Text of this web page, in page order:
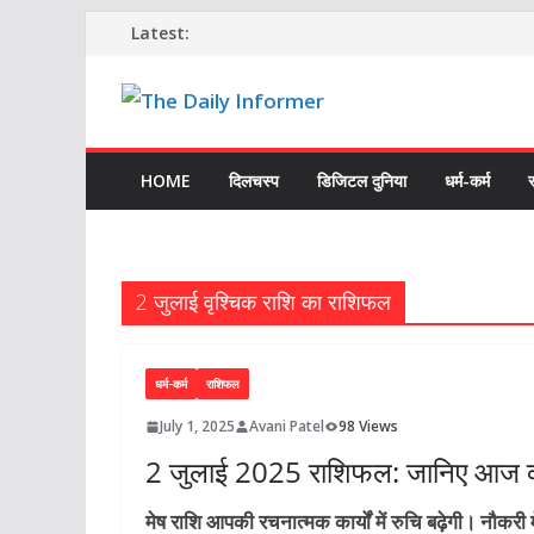
content
Latest:
HOME दिलचस्प डिजिटल दुनिया धर्म-कर्म
2 जुलाई वृश्चिक राशि का राशिफल
धर्म-कर्म राशिफल
July 1, 2025 Avani Patel 98 Views
2 जुलाई 2025 राशिफल: जानिए आज
मेष राशि आपकी रचनात्मक कार्यों में रुचि बढ़ेगी।